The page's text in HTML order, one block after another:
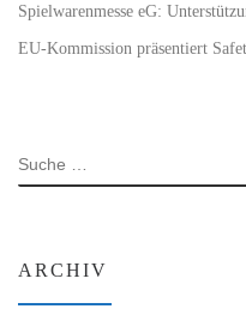
Spielwarenmesse eG:
EU-Kommission präsentiert
SUCHE
ARCHIV